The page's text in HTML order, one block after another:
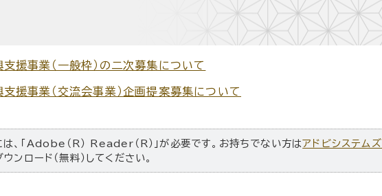
援事業（一般枠）の二次募集について
援事業（交流会事業）企画提案募集について
、「Adobe（R） Reader（R）」が必要です。お持ちでない方はアドビシステム
ンロード（無料）してください。